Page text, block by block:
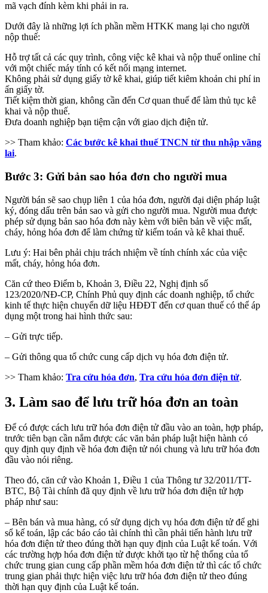
mã vạch đính kèm khi phải in ra.
Dưới đây là những lợi ích phần mềm HTKK mang lại cho người
nộp thuế:
Hỗ trợ tất cả các quy trình, công việc kê khai và nộp thuế online chỉ
với một chiếc máy tính có kết nối mạng internet.
Không phải sử dụng giấy tờ kê khai, giúp tiết kiêm khoản chi phí in
ấn giấy tờ.
Tiết kiệm thời gian, không cần đến Cơ quan thuế để làm thủ tục kê
khai và nộp thuế.
Đưa doanh nghiệp bạn tiệm cận với giao dịch điện tử.
>> Tham khảo: Các bước kê khai thuế TNCN từ thu nhập vãng
lai.
Bước 3: Gửi bản sao hóa đơn cho người mua
Người bán sẽ sao chụp liên 1 của hóa đơn, người đại diện pháp luật
ký, đóng dấu trên bản sao và gửi cho người mua. Người mua được
phép sử dụng bản sao hóa đơn này kèm với biên bản về việc mất,
cháy, hỏng hóa đơn để làm chứng từ kiểm toán và kê khai thuế.
Lưu ý: Hai bên phải chịu trách nhiệm về tính chính xác của việc
mất, cháy, hỏng hóa đơn.
Căn cứ theo Điểm b, Khoản 3, Điều 22, Nghị định số
123/2020/NĐ-CP, Chính Phủ quy định các doanh nghiệp, tổ chức
kinh tế thực hiện chuyển dữ liệu HĐĐT đến cơ quan thuế có thể áp
dụng một trong hai hình thức sau:
– Gửi trực tiếp.
– Gửi thông qua tổ chức cung cấp dịch vụ hóa đơn điện tử.
>> Tham khảo: Tra cứu hóa đơn, Tra cứu hóa đơn điện tử.
3. Làm sao để lưu trữ hóa đơn an toàn
Để có được cách lưu trữ hóa đơn điện tử đầu vào an toàn, hợp pháp,
trước tiên bạn cần nắm được các văn bản pháp luật hiện hành có
quy định quy định về hóa đơn điện tử nói chung và lưu trữ hóa đơn
đầu vào nói riêng.
Theo đó, căn cứ vào Khoản 1, Điều 1 của Thông tư 32/2011/TT-
BTC, Bộ Tài chính đã quy định về lưu trữ hóa đơn điện tử hợp
pháp như sau:
– Bên bán và mua hàng, có sử dụng dịch vụ hóa đơn điện tử để ghi
sổ kế toán, lập các báo cáo tài chính thì cần phải tiến hành lưu trữ
hóa đơn điện tử theo đúng thời hạn quy định của Luật kế toán. Với
các trường hợp hóa đơn điện tử được khởi tạo từ hệ thống của tổ
chức trung gian cung cấp phần mềm hóa đơn điện tử thì các tổ chức
trung gian phải thực hiện việc lưu trữ hóa đơn điện tử theo đúng
thời hạn quy định của Luật kế toán.